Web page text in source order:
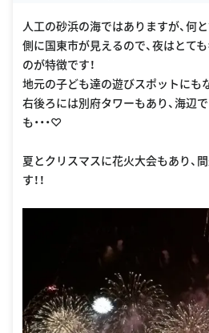
人工の砂浜の海ではありますが、何
側に国東市が見えるので、夜はとて
のが特徴です！
地元の子ども達の遊びスポットにも
右後ろには別府タワーもあり、海辺
も・・・♡
夏とクリスマスに花火大会もあり、
す！！